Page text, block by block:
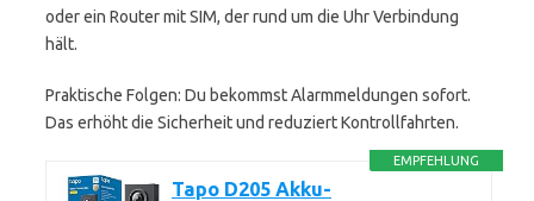
oder ein Router mit SIM, der rund um die Uhr Verbindung
hält.
Praktische Folgen: Du bekommst Alarmmeldungen sofort.
Das erhöht die Sicherheit und reduziert Kontrollfahrten.
EMPFEHLUNG
Tapo D205 Akku-